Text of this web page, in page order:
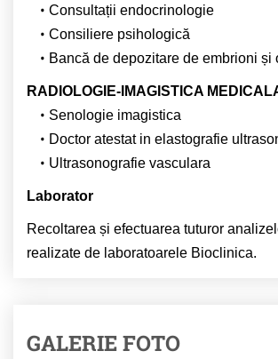
Consultații endocrinologie
Consiliere psihologică
Bancă de depozitare de embrioni și
RADIOLOGIE-IMAGISTICA
Senologie imagistica
Doctor atestat in elastografie
Ultrasonografie vasculara
Laborator
Recoltarea și efectuarea tuturor
realizate de laboratoarele Bioclinica.
GALERIE FOTO